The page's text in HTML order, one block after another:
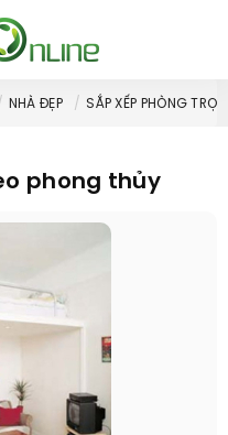
NHÀ ĐẸP SẮP XẾP PHÒNG TRỌ
phong thủy